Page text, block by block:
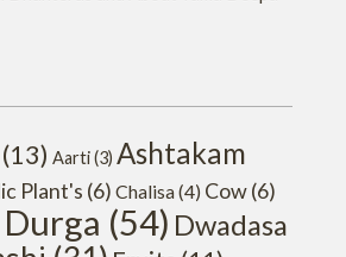
(13) Aarti(3) Ashtakam
Plant's (6) Chalisa(4) Cow(6)
Durga (54) Dwadasa